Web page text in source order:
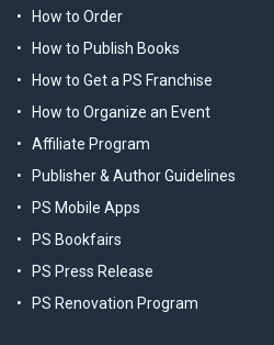
How to Order
How to Publish Books
How to Get a PS Franchise
How to Organize an Event
Affiliate Program
Publisher & Author Guidelines
PS Mobile Apps
PS Bookfairs
PS Press Release
PS Renovation Program